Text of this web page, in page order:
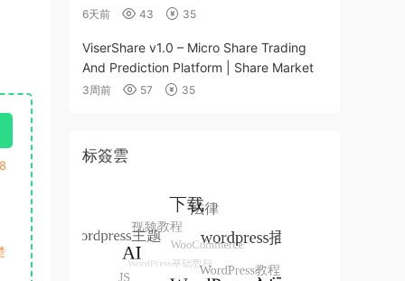
6天前 43 35
ViserShare v1.0 – Micro Share Trading
And Prediction Platform | Share Market
3周前 57 35
标簽雲